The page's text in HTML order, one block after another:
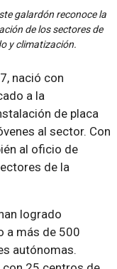
galardón reconoce la
de los sectores de
y climatización.
nació con
a la
de placa
al sector. Con
al oficio de
de la
logrado
a más de 500
autónomas.